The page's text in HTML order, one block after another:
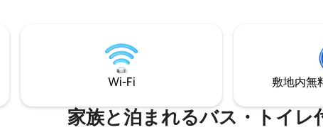
Wi-Fi 敷地内無
家族と泊まれるバス・トイレ